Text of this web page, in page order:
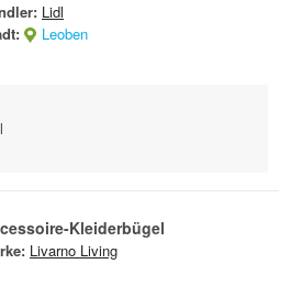
Lidl
Leoben
Kleiderbügel
Livarno Living